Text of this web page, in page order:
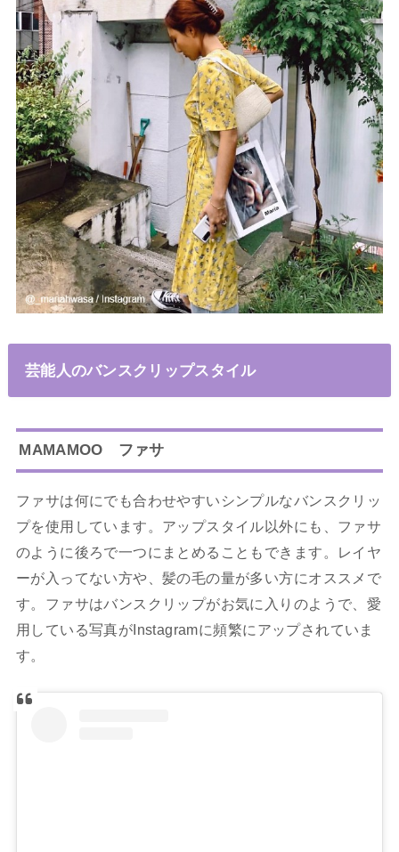
芸能人のバンスクリップスタイル
MAMAMOO ファサ
ファサは何にでも合わせやすいシンプルなバンスクリッ
プを使用しています。アップスタイル以外にも、ファサ
のように後ろで一つにまとめることもできます。レイヤ
ーが入ってない方や、髪の毛の量が多い方にオススメで
す。ファサはバンスクリップがお気に入りのようで、愛
用している写真がInstagramに頻繁にアップされていま
す。